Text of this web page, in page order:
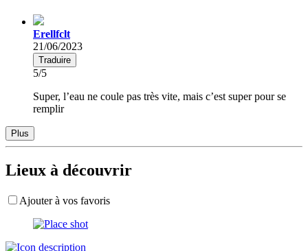
Erellfclt
21/06/2023
Traduire
5/5
Super, l’eau ne coule pas très vite, mais c’est super pour se
remplir
Plus
Lieux à découvrir
Ajouter à vos favoris